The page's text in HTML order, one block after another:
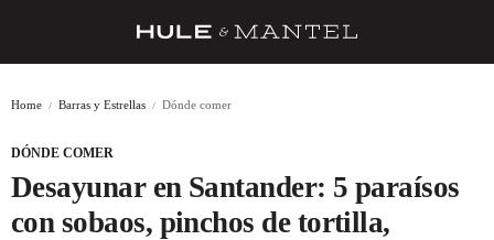
BARRAS Y ESTRELLAS
Home Barras y Estrellas Dónde comer
DÓNDE COMER
Desayunar en Santander: 5 paraísos
con sobaos, pinchos de tortilla,